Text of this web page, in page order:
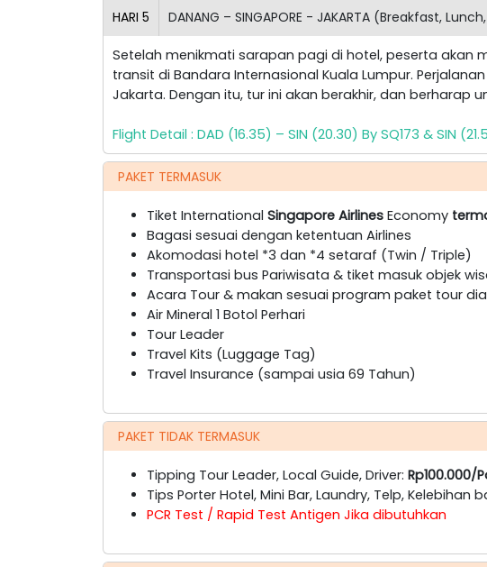
HARI 5 DANANG – SINGAPORE - JAKARTA (Breakfast,
Setelah menikmati sarapan pagi di hotel, peserta akan
transit di Bandara Internasional Kuala Lumpur.
Jakarta. Dengan itu, tur ini akan berakhir, dan berharap
Flight Detail : DAD (16.35) – SIN (20.30) By SQ173 & SIN
PAKET TERMASUK
Tiket International Singapore Airlines Economy
Bagasi sesuai dengan ketentuan Airlines
Akomodasi hotel *3 dan *4 setaraf (Twin / Triple)
Transportasi bus Pariwisata & tiket masuk objek
Acara Tour & makan sesuai program paket tour
Air Mineral 1 Botol Perhari
Tour Leader
Travel Kits (Luggage Tag)
Travel Insurance (sampai usia 69 Tahun)
PAKET TIDAK TERMASUK
Tipping Tour Leader, Local Guide, Driver: Rp100.000/
Tips Porter Hotel, Mini Bar, Laundry, Telp, Kelebihan
PCR Test / Rapid Test Antigen Jika dibutuhkan